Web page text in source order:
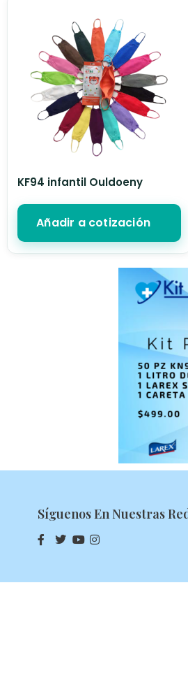
KF94 infantil Ouldoeny
Añadir a cotización
Síguenos En Nuestras